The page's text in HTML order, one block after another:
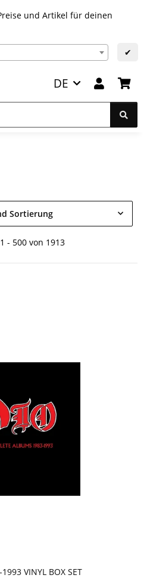
und Artikel für deinen
✔
DE
Sortierung
- 500 von 1913
VINYL BOX SET